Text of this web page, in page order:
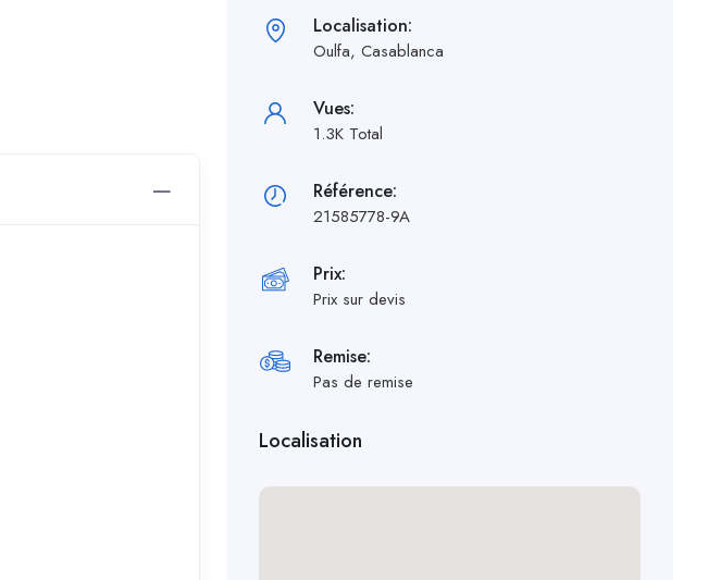
Localisation:
Oulfa, Casablanca
Vues:
1.3K Total
Référence:
21585778-9A
Prix:
Prix sur devis
Remise:
Pas de remise
Localisation